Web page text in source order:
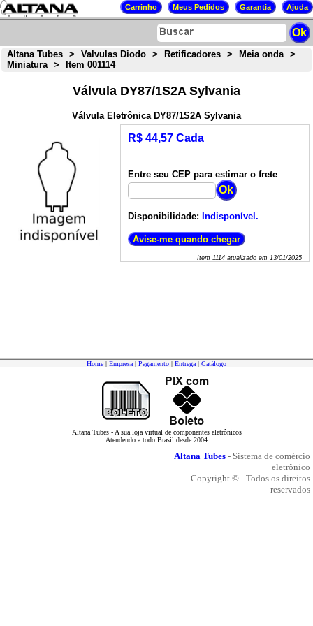
Altana Tubes > Valvulas Diodo > Retificadores > Meia onda
>
Miniatura
> Item 001114
Válvula DY87/1S2A Sylvania
Válvula Eletrônica DY87/1S2A Sylvania
R$ 44,57 Cada
Entre seu CEP para estimar o frete
Disponibilidade: Indisponível.
Item 1114atualizado em 13/01/2025
Home | Empresa | Pagamento | Entrega | Catálogo
Altana Tubes - A sua loja virtual de componentes eletrônicos
Atendendo a todo Brasil desde 2004
Altana Tubes- Sistema de comércio
eletrônico
Copyright © - Todos os direitos
reservados